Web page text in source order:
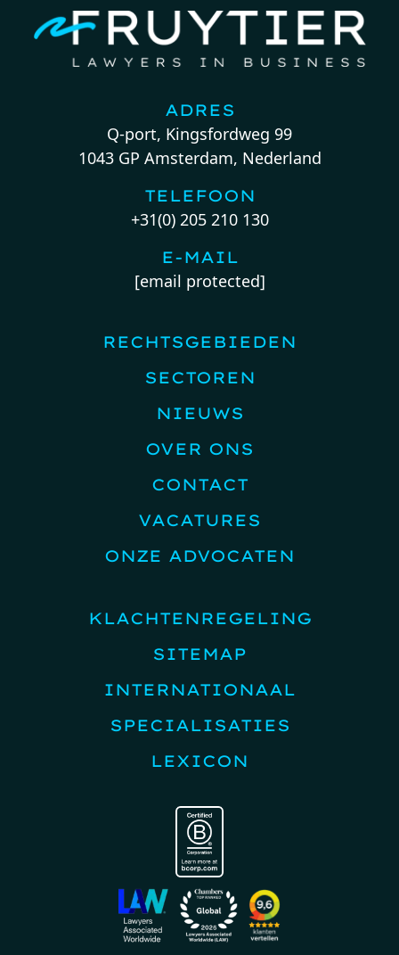
ADRES
Q-port, Kingsfordweg 99
1043 GP Amsterdam, Nederland
TELEFOON
+31(0) 205 210 130
E-MAIL
[email protected]
RECHTSGEBIEDEN
SECTOREN
NIEUWS
OVER ONS
CONTACT
VACATURES
ONZE ADVOCATEN
KLACHTENREGELING
SITEMAP
INTERNATIONAAL
SPECIALISATIES
LEXICON